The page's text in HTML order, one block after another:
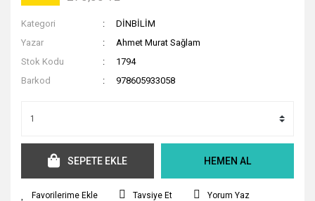
Kategori
DİNBİLİM
Yazar
Ahmet Murat Sağlam
Stok Kodu
1794
Barkod
978605933058
SEPETE EKLE HEMEN AL
Tavsiye Et Yorum Yaz